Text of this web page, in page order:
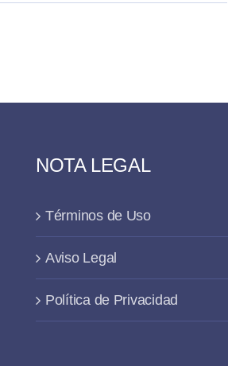
NOTA LEGAL
Términos de Uso
Aviso Legal
Política de Privacidad